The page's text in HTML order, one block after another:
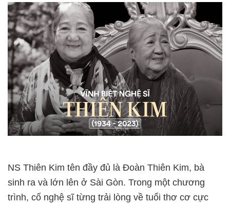
NS Thiên Kim tên đầy đủ là Đoàn Thiên Kim, bà
sinh ra và lớn lên ở Sài Gòn. Trong một chương
trình, cố nghệ sĩ từng trải lòng về tuổi thơ cơ cực